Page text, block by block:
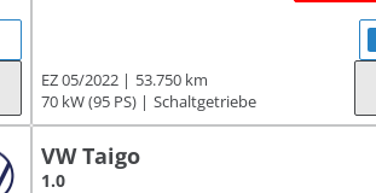
EZ 05/2022
53.750 km
70 kW (95 PS)
Schaltgetriebe
VW Taigo
1.0